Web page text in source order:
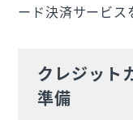
ード決済サービス
クレジット
準備